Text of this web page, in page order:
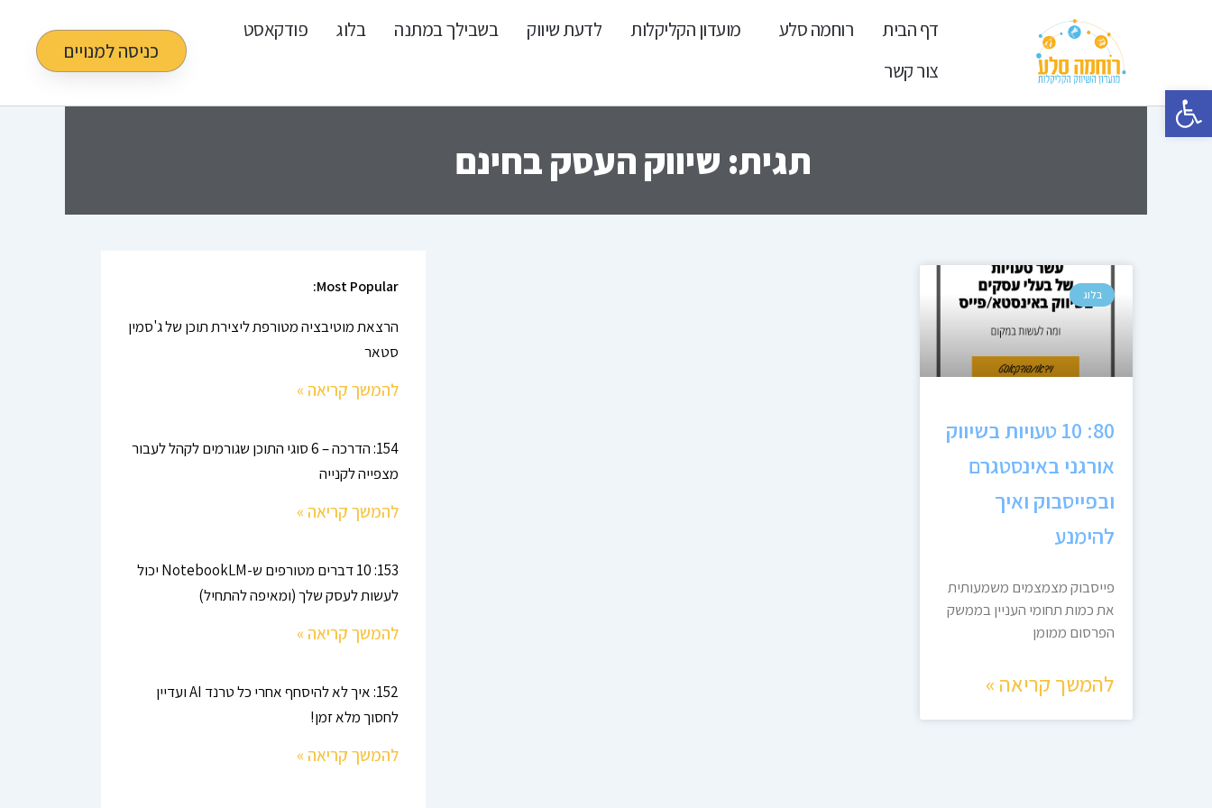
פתח סרגל נגישות
דף הבית רוחמה סלע מועדון הקליקלות לדעת שיווק בשבילך במתנה בלוג
פודקאסט
צור קשר
כניסה למנויים
תגית: שיווק העסק בחינם
בלוג
80: 10 טעויות בשיווק
אורגני באינסטגרם
ובפייסבוק ואיך
להימנע
פייסבוק מצמצמים משמעותית
את כמות תחומי העניין בממשק
הפרסום ממומן
להמשך קריאה »
Most Popular:
הרצאת מוטיבציה מטורפת ליצירת תוכן של ג'סמין
סטאר
להמשך קריאה »
154: הדרכה – 6 סוגי התוכן שגורמים לקהל לעבור
מצפייה לקנייה
להמשך קריאה »
153: 10 דברים מטורפים ש-NotebookLM יכול
לעשות לעסק שלך (ומאיפה להתחיל)
להמשך קריאה »
152: איך לא להיסחף אחרי כל טרנד AI ועדיין
לחסוך מלא זמן!
להמשך קריאה »